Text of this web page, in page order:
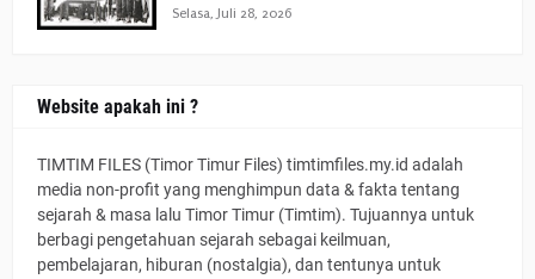
Selasa, Juli 28, 2026
Website apakah ini ?
TIMTIM FILES (Timor Timur Files) timtimfiles.my.id adalah
media non-profit yang menghimpun data & fakta tentang
sejarah & masa lalu Timor Timur (Timtim). Tujuannya untuk
berbagi pengetahuan sejarah sebagai keilmuan,
pembelajaran, hiburan (nostalgia), dan tentunya untuk